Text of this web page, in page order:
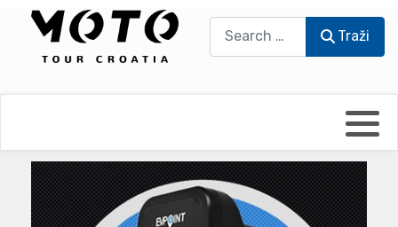
Traži
UmPaDrum
Moto servisi
Damir Žerić - ELPASSO
Dario Dinter - Moto TOZ